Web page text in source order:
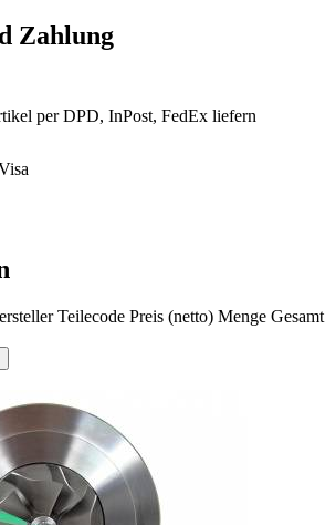
Zahlung
per DPD, InPost, FedEx liefern
Teilecode Preis (netto) Menge Gesamt